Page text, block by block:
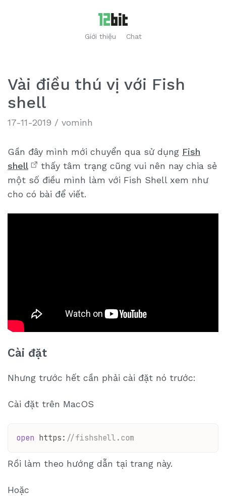
Giới thiệu Chat
Vài điều thú vị với Fish
shell
17-11-2019 / vominh
Gần đây mình mới chuyển qua sử dụng Fish
shell
thấy tâm trạng cũng vui nên nay chia sẻ
một số điều mình làm với Fish Shell xem như
cho có bài để viết.
Cài đặt
Nhưng trước hết cần phải cài đặt nó trước:
Cài đặt trên MacOS
open https: //fishshell.com
Rồi làm theo hướng dẫn tại trang này.
Hoặc